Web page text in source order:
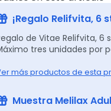
¡Regalo Relifvita, 6
de Vitae Relifvita,
tres unidades por
más productos de esta
Muestra Melilax